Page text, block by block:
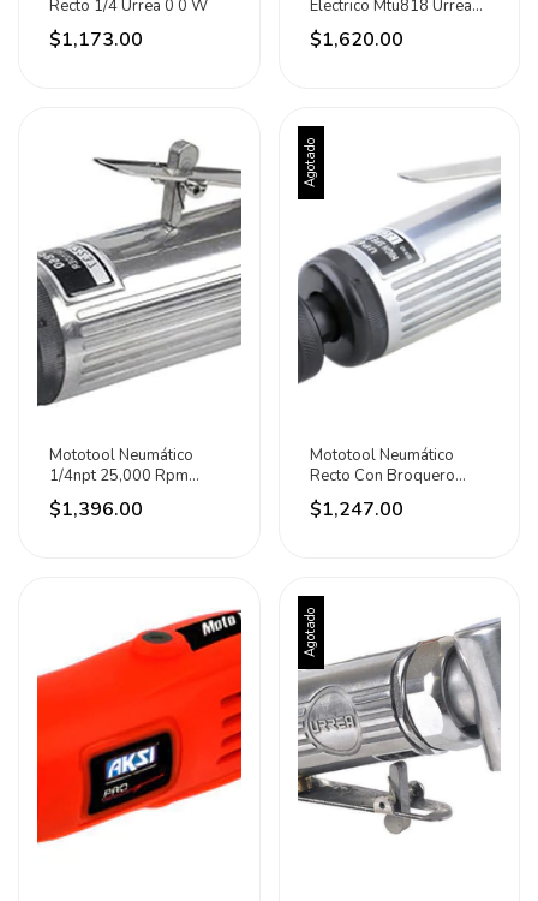
Recto 1/4 Urrea 0 0 W
$1,173.00
Electrico Mtu818 Urrea
Frecuencia Potencia 200
W
$1,620.00
Mototool Neumático
1/4npt 25,000 Rpm
Urrea 367.5 W
$1,396.00
Agotado
Mototool Neumático
Recto Con Broquero
22,000rpm Urrea 0.50
Hp
$1,247.00
Agotado